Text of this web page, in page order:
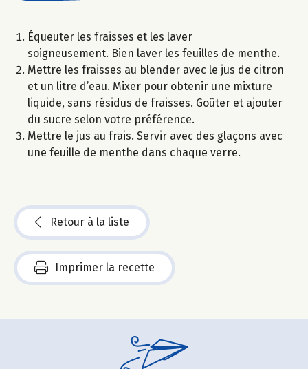
Équeuter les fraisses et les laver
soigneusement. Bien laver les feuilles de menthe.
Mettre les fraisses au blender avec le jus de citron
et un litre d’eau. Mixer pour obtenir une mixture
liquide, sans résidus de fraisses. Goûter et ajouter
du sucre selon votre préférence.
Mettre le jus au frais. Servir avec des glaçons avec
une feuille de menthe dans chaque verre.
Retour à la liste
Imprimer la recette